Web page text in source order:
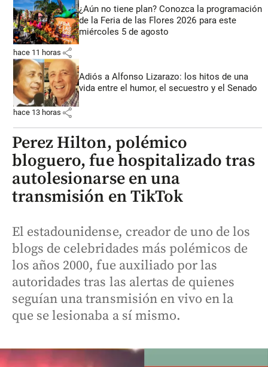
¿Aún no tiene plan? Conozca la programación
de la Feria de las Flores 2026 para este
miércoles 5 de agosto
hace 11 horas share
Adiós a Alfonso Lizarazo: los hitos de una
vida entre el humor, el secuestro y el Senado
hace 13 horas share
Perez Hilton, polémico
bloguero, fue hospitalizado tras
autolesionarse en una
transmisión en TikTok
El estadounidense, creador de uno de los
blogs de celebridades más polémicos de
los años 2000, fue auxiliado por las
autoridades tras las alertas de quienes
seguían una transmisión en vivo en la
que se lesionaba a sí mismo.